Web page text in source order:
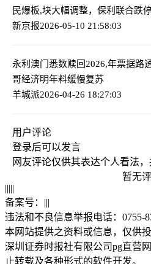
民爆板,块大幅调整，保利联合跌
新京报2026-05-10 21:58:03
永利澳门悉数赎回2026,年票据路
哥经济明年料缓慢复苏
羊城派2026-04-26 18:27:03
用户评论
登录后可以发言
网友评论仅供其表达个人看法
暂无
|||||
备案号： |||
违法和不良信息举报电话：0755-
本网站提供之资料或信息，仅供
深圳证券时报社有限公司pg直营
止转载及各种形式的软件开发。